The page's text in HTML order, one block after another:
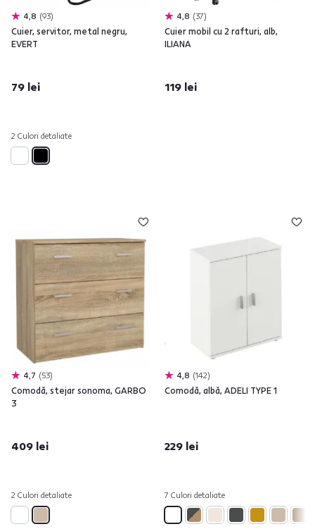
4,8 93
Cuier, servitor, metal negru,
EVERT
79 lei
2 Culori detaliate
4,8 37
Cuier mobil cu 2 rafturi, alb,
ILIANA
119 lei
4,7 53
Comodă, stejar sonoma, GARBO
3
409 lei
2 Culori detaliate
4,8 142
Comodă, albă, ADELI TYPE 1
229 lei
7 Culori detaliate